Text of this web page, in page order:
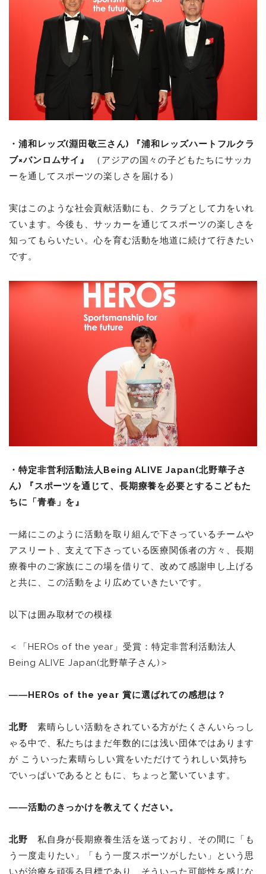
・浦和レッズ(淵田敬三さん) 『浦和レッズハートフルクラ
ブ×バンロムサイ』
（アジアの国々の子どもたちにサッカ
ーを通してスポーツの楽しさを届ける）
実はこのような社会貢献活動にも、クラブとして力をいれ
ています。今後も、サッカーを通じてスポーツの楽しさを
知ってもらいたい。心を育む活動を地道に続けて行きたい
です。
・特定非営利活動法人Being ALIVE Japan(北野華子さ
ん)
『スポーツを通じて、長期療養を必要とするこどもた
ちに「青春」を』
一緒にこのように活動を取り組んで下さっているチームや
アスリート、支えて下さっている医療関係者の方々、長期
療養中のご家族にこの場を借りて、改めて感謝申し上げる
と共に、この活動をより広めていきたいです。
以下は囲み取材での模様
＜「HEROs of the year」受賞：特定非営利活動法人
Being ALIVE Japan(北野華子さん)＞
――HEROs of the year 賞に選ばれての感想は？
北野 素晴らしい活動をされている方がたくさんいらっし
ゃる中で、私たちはまだ年数的には浅い団体ではあります
が こういった素晴らしい賞をいただけてうれしい気持ち
でいっぱいであるとともに、ちょっと驚いています。
――活動のきっかけを教えてください。
北野 私自身が長期療養生活を送っており、その間に「も
う一度走りたい」「もう一度スポーツがしたい」という思
いが治療を頑張る目標であり、そういった可能性を感じな